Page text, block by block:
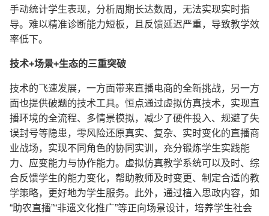
手动统计学生表现，分析周期长达数周，无法实现实时指
导。难以精准诊断能力短板，且反馈延迟严重，导致教学效
率低下。
技术+场景+生态的三重突破
技术的飞速发展，一方面带来直播电商的全新挑战，另一方
面也提供破题的技术工具。恒点通过虚拟仿真技术，实现直
播环境的全流程、多情景模拟，减少了硬件投入、规避了失
误封号等隐患，零风险还原真实、复杂、实时变化的直播商
业战场，实现不同角色的协同实训，充分锻炼学生实践能
力、应变能力与协作能力。虚拟仿真教学系统可以及时、综
合反馈学生的能力变化，帮助教师及时变更、制定合适的教
学策略，更好地为学生服务。此外，通过植入思政内容，如
“助农直播”“非遗文化推广”等正向场景设计，培养学生社会